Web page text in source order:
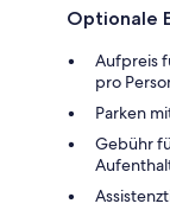
Optionale
Aufpreis
pro
Parken
Gebühr